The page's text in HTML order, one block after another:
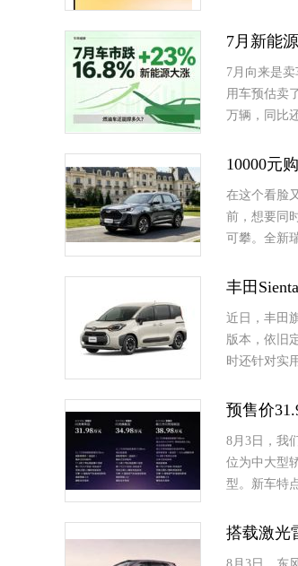
7月新能
7月向来是
用车预估卖
万辆，同比
10000元
在这个看脸
前，想要同
可攀。全新
丰田
近日，丰田
版本，依旧
时还针对实
预售价
8月3日，我
位为中大型
型。新车特
搭载激光